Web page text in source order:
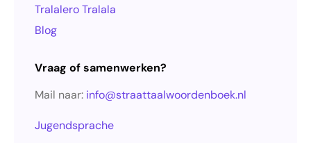
Tralalero Tralala
Blog
Vraag of samenwerken?
Mail naar: info@straattaalwoordenboek.nl
Jugendsprache